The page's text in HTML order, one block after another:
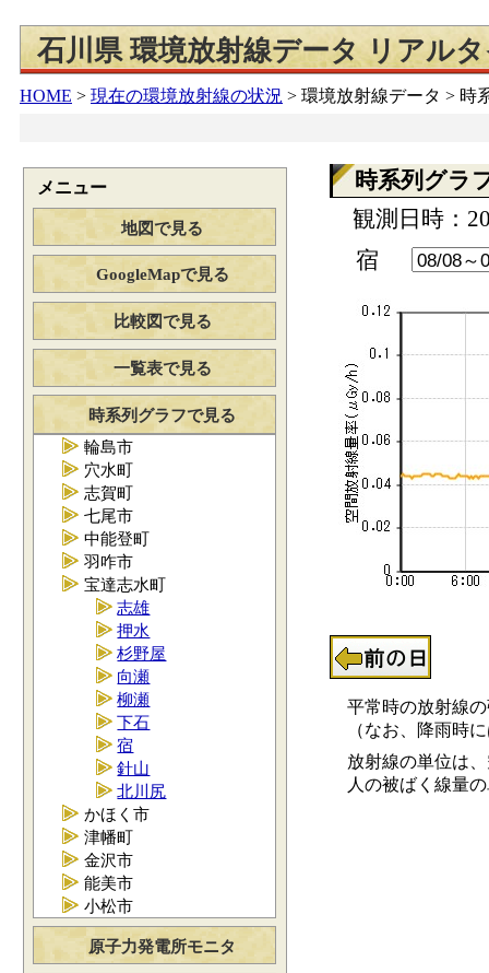
石川県 環境放射線データ リアル
HOME > 現在の環境放射線の状況 > 環境放射線データ > 時
メニュー
地図で見る
GoogleMapで見る
比較図で見る
一覧表で見る
時系列グラフで見る
輪島市
穴水町
志賀町
七尾市
中能登町
羽咋市
宝達志水町
志雄
押水
杉野屋
向瀬
柳瀬
下石
宿
針山
北川尻
かほく市
津幡町
金沢市
能美市
小松市
原子力発電所モニタ
時系列グラ
観測日時：
宿
平常時の放射線の
（なお、降雨時に
放射線の単位は、
人の被ばく線量の